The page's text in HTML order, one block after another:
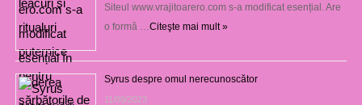
Siteul www.vrajitoarero.com s-a modificat esențial. Are
o formă … Citeşte mai mult »
Syrus despre omul nerecunoscător
11/09/2023